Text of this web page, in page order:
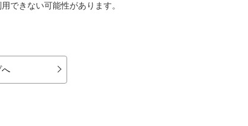
できない可能性があります。
へ